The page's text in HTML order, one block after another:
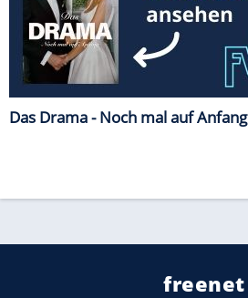
Das Drama - Noch mal auf Anfang
freenet